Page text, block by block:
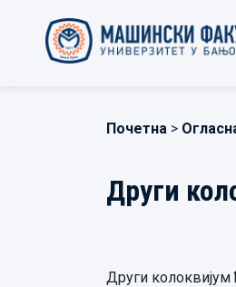
Почетна >
Други
Други колоквијум